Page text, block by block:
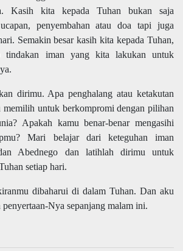
Kasih kita kepada Tuhan bukan saja
penyembahan atau doa tapi juga
Semakin besar kasih kita kepada Tuhan,
tindakan iman yang kita lakukan untuk
dirimu. Apa penghalang atau ketakutan
memilih untuk berkompromi dengan pilihan
Apakah kamu benar-benar mengasihi
Mari belajar dari keteguhan iman
Abednego dan latihlah dirimu untuk
setiap hari.
dibaharui di dalam Tuhan. Dan aku
Nya sepanjang malam ini.